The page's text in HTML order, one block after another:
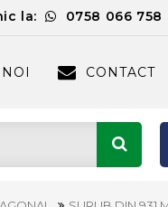
la: 0758 066 758
CONTACT